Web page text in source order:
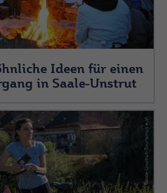
Ideen für einen
in Saale-Unstrut
(c) Saale-Unstrut-Tourismus e.V.